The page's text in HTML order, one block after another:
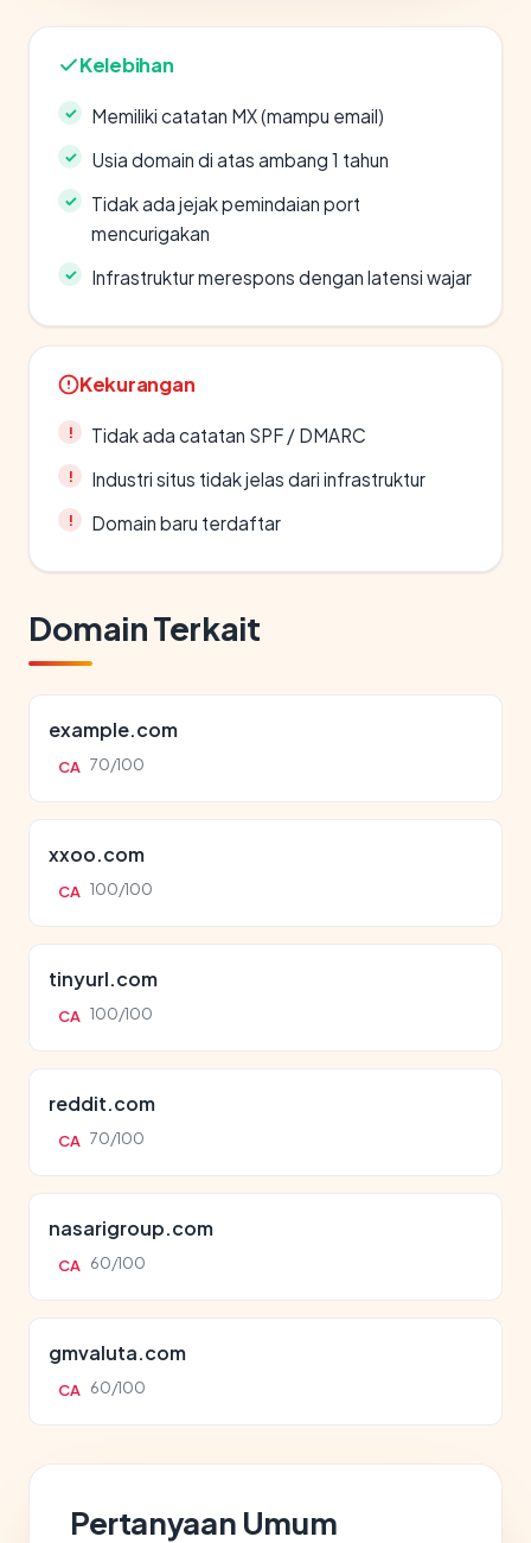
Kelebihan
Memiliki catatan MX (mampu email)
Usia domain di atas ambang 1 tahun
Tidak ada jejak pemindaian port
mencurigakan
Infrastruktur merespons dengan latensi wajar
Kekurangan
Tidak ada catatan SPF / DMARC
Industri situs tidak jelas dari infrastruktur
Domain baru terdaftar
Domain Terkait
example.com
CA 70/100
xxoo.com
CA 100/100
tinyurl.com
CA 100/100
reddit.com
CA 70/100
nasarigroup.com
CA 60/100
gmvaluta.com
CA 60/100
Pertanyaan Umum